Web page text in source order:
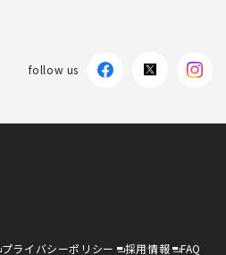
follow us
プライバシーポリシー 採用情報 FAQ